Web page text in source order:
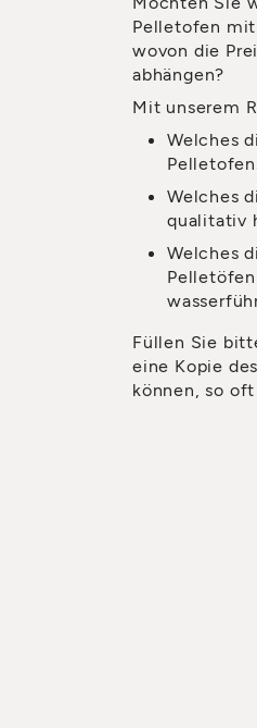
Pelletofen mit
wovon die
abhängen?
Mit unserem
Welches
Welches
qualitativ
Welches
Füllen Sie
eine Kopie
können, so